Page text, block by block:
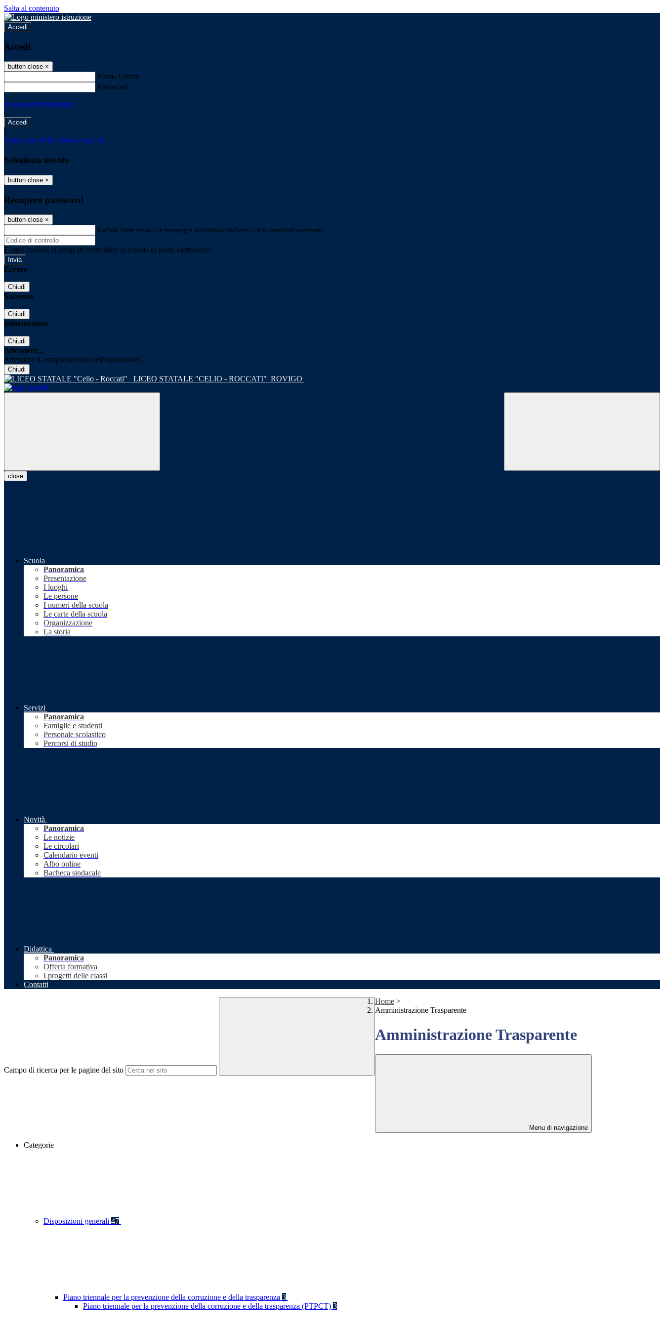
Salta al contenuto
Accedi
Accedi
button close ×
Nome Utente
Password
Password dimenticata?
-
Entra con SPID Entra con CIE
Seleziona utente
button close ×
Recupero password
button close ×
E-mail Verrà inviato un messaggio all'indirizzo indicato con le istruzioni necessarie.
E-mail inviata, si prega di controllare la casella di posta elettronica!
Errore
Chiudi
Successo
Chiudi
Informazione
Chiudi
Attendere...
Attendere il completamento dell'operazione...
Chiudi
LICEO STATALE "CELIO - ROCCATI" ROVIGO
close
Scuola
Panoramica
Presentazione
I luoghi
Le persone
I numeri della scuola
Le carte della scuola
Organizzazione
La storia
Servizi
Panoramica
Famiglie e studenti
Personale scolastico
Percorsi di studio
Novità
Panoramica
Le notizie
Le circolari
Calendario eventi
Albo online
Bacheca sindacale
Didattica
Panoramica
Offerta formativa
I progetti delle classi
Contatti
Campo di ricerca per le pagine del sito
Home >
Amministrazione Trasparente
Amministrazione Trasparente
Menu di navigazione
Categorie
Disposizioni generali 47
Piano triennale per la prevenzione della corruzione e della trasparenza 3
Piano triennale per la prevenzione della corruzione e della trasparenza (PTPCT) 3